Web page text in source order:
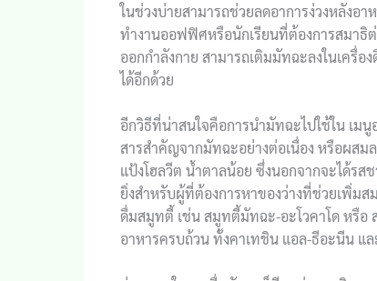
ในช่วงบ่ายสามารถช่วยลดอาการง่วงหลังอ
ทำงานออฟฟิศหรือนักเรียนที่ต้องการสมาธิ
ออกกำลังกาย สามารถเติมมัทฉะลงในเครื่
ได้อีกด้วย
อีกวิธีที่น่าสนใจคือการนำมัทฉะไปใช้ใน เมนู
สารสำคัญจากมัทฉะอย่างต่อเนื่อง หรือผส
แป้งโฮลวีต น้ำตาลน้อย ซึ่งนอกจากจะได้รส
ยิ่งสำหรับผู้ที่ต้องการหาของว่างที่ช่วยเพิ่มส
ดื่มสมูทตี้ เช่น สมูทตี้มัทฉะ-อะโวคาโด หรือ
อาหารครบถ้วน ทั้งคาเทชิน แอล-ธีอะนีน แ